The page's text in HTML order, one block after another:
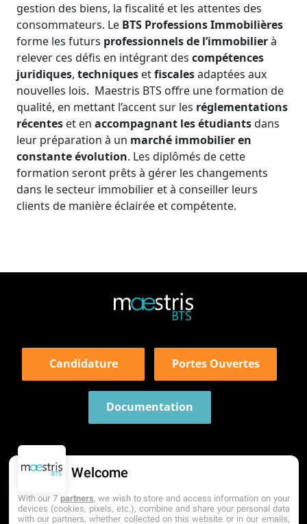
gestion des biens, la fiscalité et les attentes des
consommateurs. Le BTS Professions Immobilières
forme les futurs professionnels de l’immobilierà
relever ces défis en intégrant des compétences
juridiques, techniques etfiscalesadaptées aux
nouvelles lois. Maestris BTS offre une formation de
qualité, en mettant l’accent sur les réglementations
récentes et en accompagnant les étudiantsdans
leur préparation à un marché immobilier en
constante évolution. Les diplômés de cette
formation seront prêts à gérer les changements
dans le secteur immobilier et à conseiller leurs
clients de manière éclairée et compétente.
Candidature Portes Ouvertes
Documentation
Welcome
With our 7 partners, we wish to store and access information on your
devices (cookies, pixels, etc.), combine and share your personal data
with our partners, whether collected on this website or in our emails,